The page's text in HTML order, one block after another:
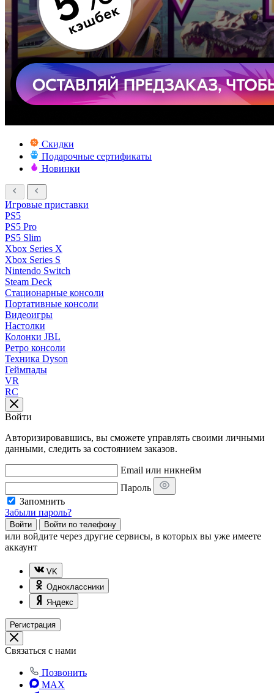
Скидки
Подарочные сертификаты
Новинки
Игровые приставки
PS5
PS5 Pro
PS5 Slim
Xbox Series X
Xbox Series S
Nintendo Switch
Steam Deck
Стационарные консоли
Портативные консоли
Видеоигры
Настолки
Колонки JBL
Ретро консоли
Техника Dyson
Геймпады
VR
RC
Войти
Авторизировавшись, вы сможете управлять своими личными
данными, следить за состоянием заказов.
Email или никнейм
Пароль
Запомнить
Забыли пароль?
Войти Войти по телефону
или войдите через другие сервисы, в которых вы уже имеете
аккаунт
VK
Одноклассники
Яндекс
Регистрация
Связаться с нами
Позвонить
MAX